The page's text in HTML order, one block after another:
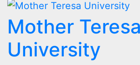
Mother Teresa
University